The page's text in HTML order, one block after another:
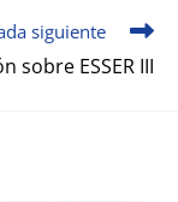
siguiente
sobre ESSER III